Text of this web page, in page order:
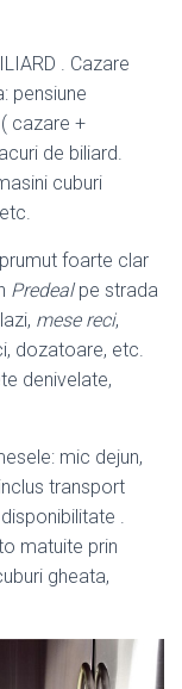
. Cazare
pensiune
cazare +
de biliard.
cuburi
foarte clar
Predealpe strada
mese reci,
dozatoare, etc.
denivelate,
mic dejun,
transport
.
matuite prin
gheata,